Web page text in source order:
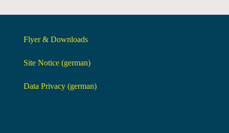
Flyer & Downloads
Site Notice (german)
Data Privacy (german)